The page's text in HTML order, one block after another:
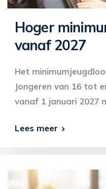
Hoger
vanaf 2027
Het
Jongeren van 16 tot
vanaf 1 januari 2027
Lees meer